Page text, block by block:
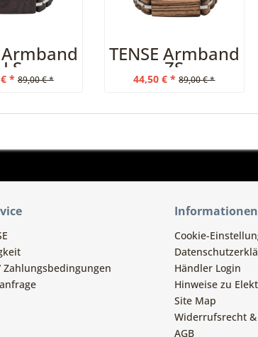
Armband
LS
* 89,00 € *
TENSE Armband
ZS
44,50 € * 89,00 € *
Zahlungsbedingungen
Informationen
Cookie-
Händler Login
Hinweise zu
Site Map
Widerrufsrecht
AGB